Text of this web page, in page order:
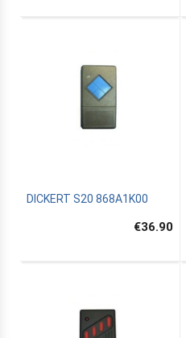
DICKERT S20 868A1K00
€36.90